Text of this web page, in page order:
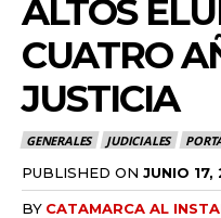
ALTOS
CUATRO
JUSTICIA
GENERALES JUDICIALES
PUBLISHED ON JUNIO
BY CATAMARCA AL